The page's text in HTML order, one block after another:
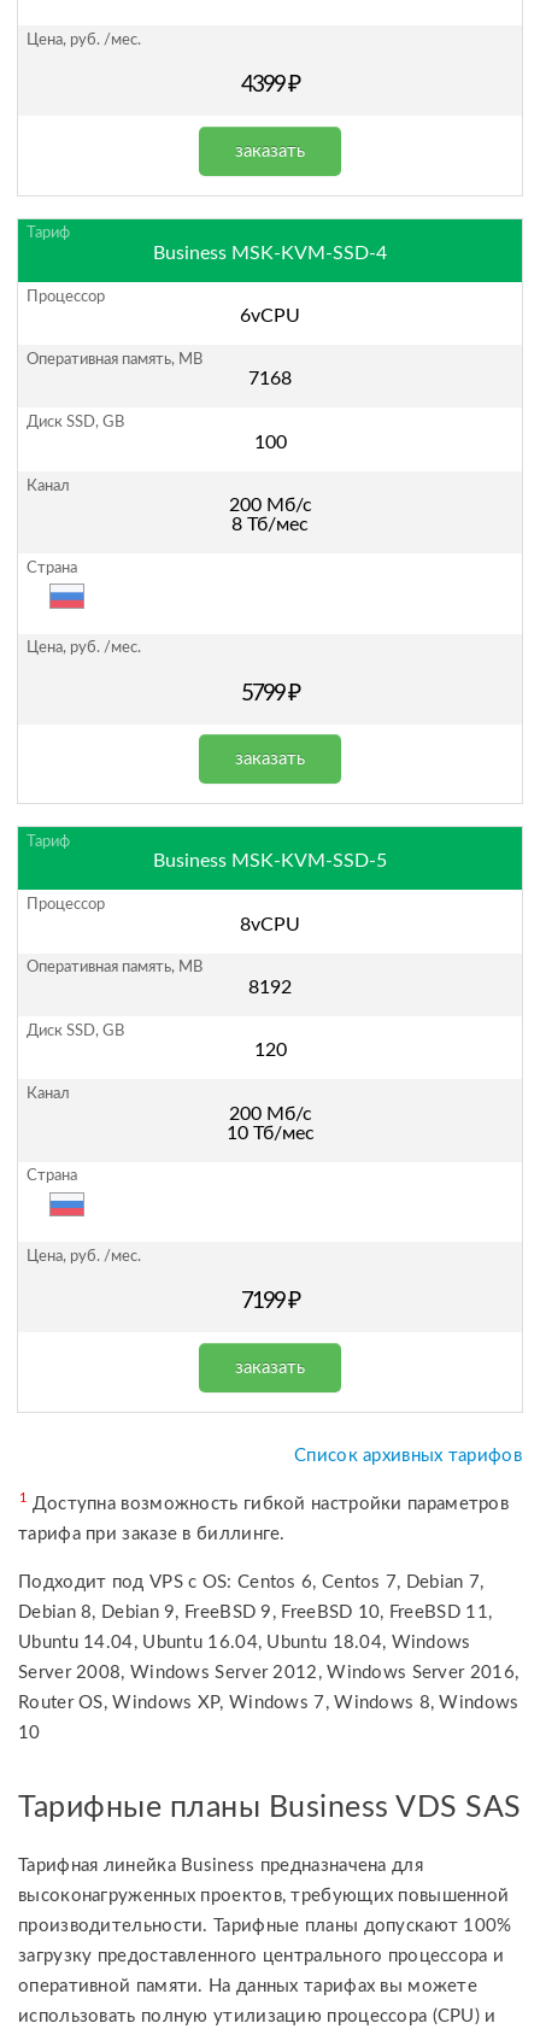
4399 ₽
заказать
Business MSK-KVM-SSD-4
6vCPU
7168
100
200 Мб/с
8 Тб/мес
5799 ₽
заказать
Business MSK-KVM-SSD-5
8vCPU
8192
120
200 Мб/с
10 Тб/мес
7199 ₽
заказать
Список архивных тарифов
1
Доступна возможность гибкой настройки параметров
тарифа при заказе в биллинге.
Подходит под VPS с OS: Centos 6, Centos 7, Debian 7,
Debian 8, Debian 9, FreeBSD 9, FreeBSD 10, FreeBSD 11,
Ubuntu 14.04, Ubuntu 16.04, Ubuntu 18.04, Windows
Server 2008, Windows Server 2012, Windows Server 2016,
Router OS, Windows XP, Windows 7, Windows 8, Windows
10
Тарифные планы Business VDS SAS
Тарифная линейка Business предназначена для
высоконагруженных проектов, требующих повышенной
производительности. Тарифные планы допускают 100%
загрузку предоставленного центрального процессора и
оперативной памяти. На данных тарифах вы можете
использовать полную утилизацию процессора (CPU) и